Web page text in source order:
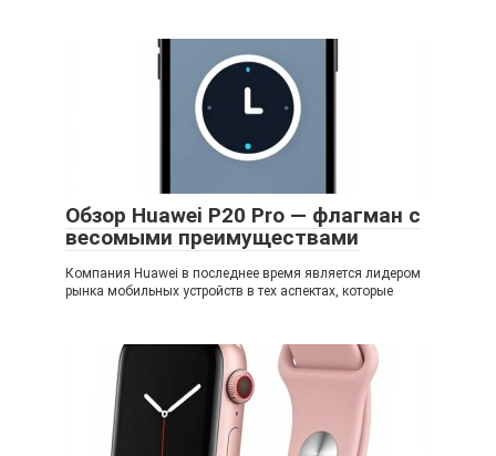
Обзор Huawei P20 Pro — флагман с
весомыми преимуществами
Компания Huawei в последнее время является лидером
рынка мобильных устройств в тех аспектах, которые